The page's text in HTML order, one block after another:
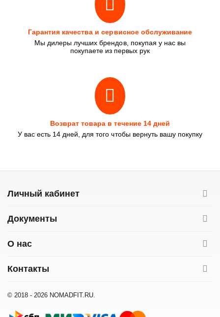
Гарантия качества и сервисное обслуживание
Мы дилеры лучших брендов, покупая у нас вы
покупаете из первых рук
Возврат товара в течение 14 дней
У вас есть 14 дней, для того чтобы вернуть вашу покупку
Личный кабинет
Документы
О нас
Контакты
© 2018 - 2026 NOMADFIT.RU.